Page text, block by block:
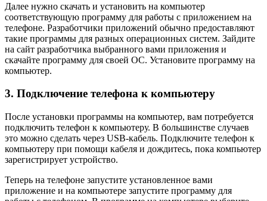
Далее нужно скачать и установить на компьютер
соответствующую программу для работы с приложением на
телефоне. Разработчики приложений обычно предоставляют
такие программы для разных операционных систем. Зайдите
на сайт разработчика выбранного вами приложения и
скачайте программу для своей ОС. Установите программу на
компьютер.
3. Подключение телефона к компьютеру
После установки программы на компьютер, вам потребуется
подключить телефон к компьютеру. В большинстве случаев
это можно сделать через USB-кабель. Подключите телефон к
компьютеру при помощи кабеля и дождитесь, пока компьютер
зарегистрирует устройство.
Теперь на телефоне запустите установленное вами
приложение и на компьютере запустите программу для